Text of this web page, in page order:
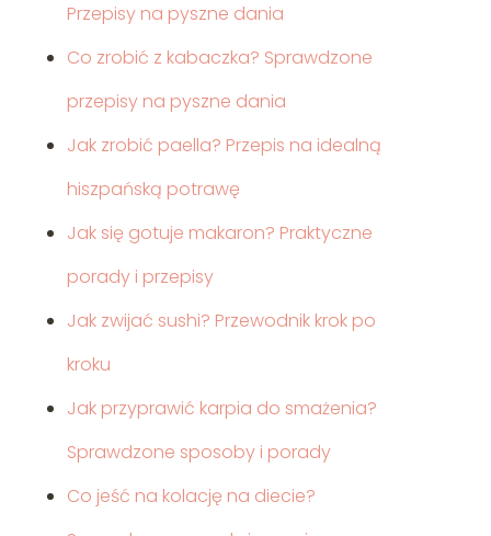
Przepisy na pyszne dania
Co zrobić z kabaczka? Sprawdzone
przepisy na pyszne dania
Jak zrobić paella? Przepis na idealną
hiszpańską potrawę
Jak się gotuje makaron? Praktyczne
porady i przepisy
Jak zwijać sushi? Przewodnik krok po
kroku
Jak przyprawić karpia do smażenia?
Sprawdzone sposoby i porady
Co jeść na kolację na diecie?